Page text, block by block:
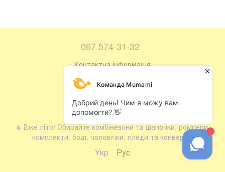
067 574-31-32
Контактна інформація
Повна версія сайту
Мапа сайту
© 2016—2026
☀️ Вже літо! Обирайте комбінезони та шапочки, ромпери,
комплекти, боді, чоловічки, пледи та конверти.
Укр Рус